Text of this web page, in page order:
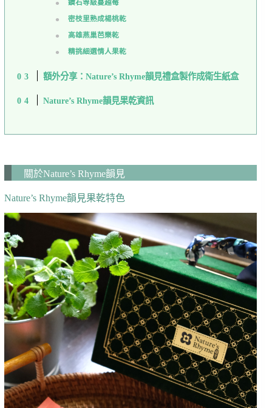
鑽石等級蔓越莓
密枝里熟成楊桃乾
高雄燕巢芭樂乾
精挑細選情人果乾
額外分享：Nature’s Rhyme韻見禮盒製作成衛生紙盒
Nature’s Rhyme韻見果乾資訊
關於Nature’s Rhyme韻見
Nature’s Rhyme韻見果乾特色